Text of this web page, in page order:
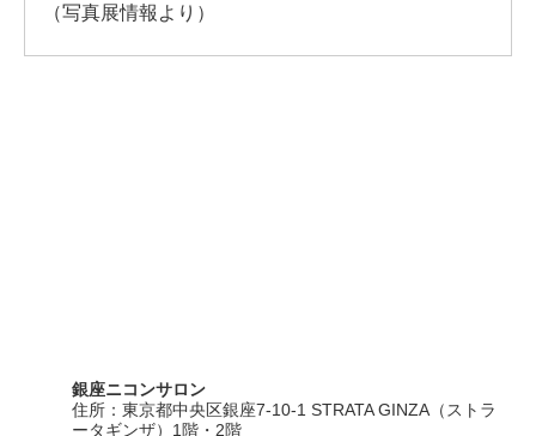
（写真展情報より）
銀座ニコンサロン
住所：東京都中央区銀座7-10-1 STRATA GINZA（ストラ
ータギンザ）1階・2階